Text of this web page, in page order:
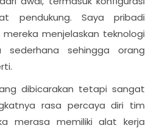
pendukung. Saya pribadi
menjelaskan teknologi
sehingga orang
dibicarakan tetapi sangat
rasa percaya diri tim
merasa memiliki alat kerja